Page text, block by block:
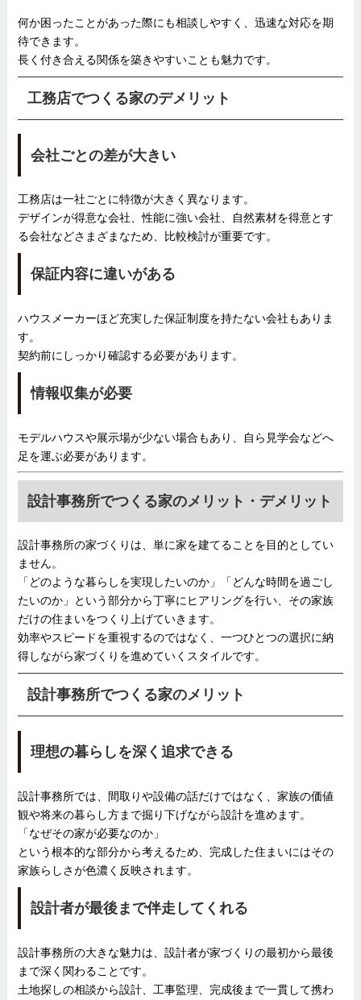
何か困ったことがあった際にも相談しやすく、迅速な対応を期
待できます。
長く付き合える関係を築きやすいことも魅力です。
工務店でつくる家のデメリット
会社ごとの差が大きい
工務店は一社ごとに特徴が大きく異なります。
デザインが得意な会社、性能に強い会社、自然素材を得意とす
る会社などさまざまなため、比較検討が重要です。
保証内容に違いがある
ハウスメーカーほど充実した保証制度を持たない会社もありま
す。
契約前にしっかり確認する必要があります。
情報収集が必要
モデルハウスや展示場が少ない場合もあり、自ら見学会などへ
足を運ぶ必要があります。
設計事務所でつくる家のメリット・デメリット
設計事務所の家づくりは、単に家を建てることを目的としてい
ません。
「どのような暮らしを実現したいのか」「どんな時間を過ごし
たいのか」という部分から丁寧にヒアリングを行い、その家族
だけの住まいをつくり上げていきます。
効率やスピードを重視するのではなく、一つひとつの選択に納
得しながら家づくりを進めていくスタイルです。
設計事務所でつくる家のメリット
理想の暮らしを深く追求できる
設計事務所では、間取りや設備の話だけではなく、家族の価値
観や将来の暮らし方まで掘り下げながら設計を進めます。
「なぜその家が必要なのか」
という根本的な部分から考えるため、完成した住まいにはその
家族らしさが色濃く反映されます。
設計者が最後まで伴走してくれる
設計事務所の大きな魅力は、設計者が家づくりの最初から最後
まで深く関わることです。
土地探しの相談から設計、工事監理、完成後まで一貫して携わ